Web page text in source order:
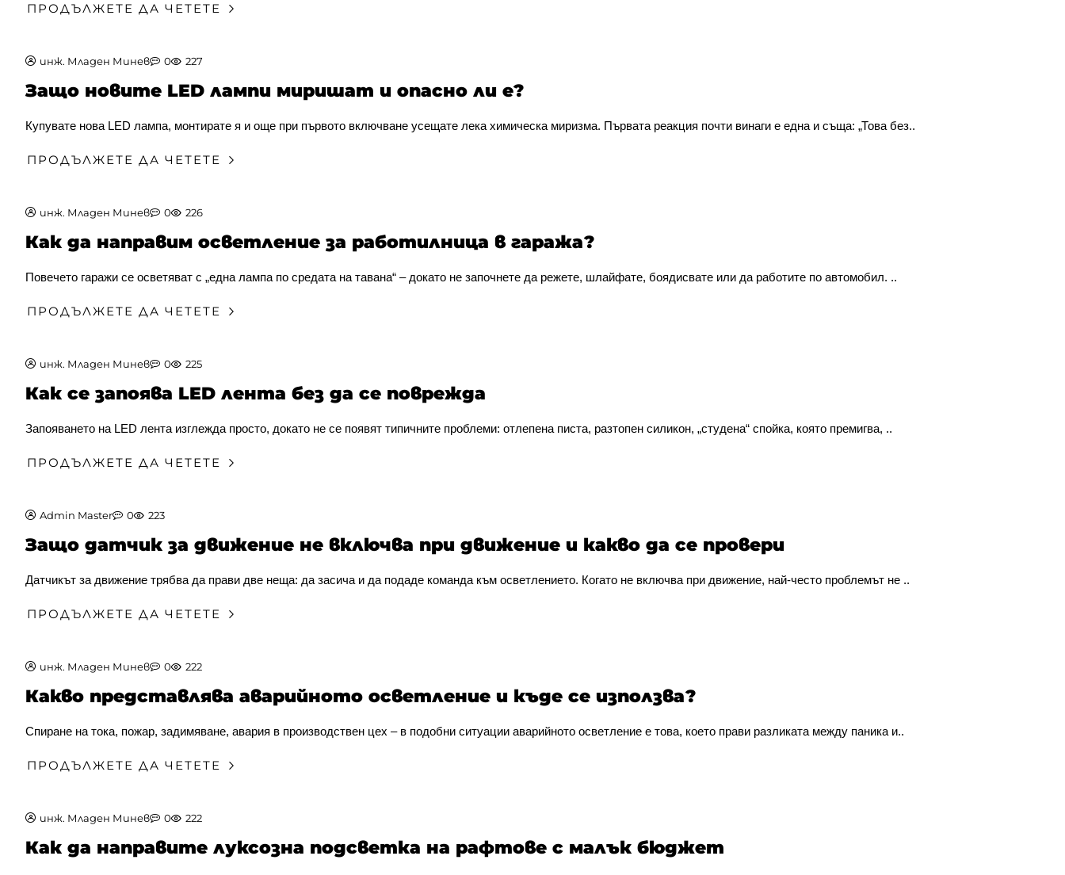
ПРОДЪЛЖЕТЕ ДА ЧЕТЕТЕ
инж. Младен Минев 0 227
Защо новите LED лампи миришат и опасно ли е?
Купувате нова LED лампа, монтирате я и още при първото включване усещате лека химическа миризма. Първата реакция почти винаги е една и съща: „Това без..
ПРОДЪЛЖЕТЕ ДА ЧЕТЕТЕ
инж. Младен Минев 0 226
Как да направим осветление за работилница в гаража?
Повечето гаражи се осветяват с „една лампа по средата на тавана“ – докато не започнете да режете, шлайфате, боядисвате или да работите по автомобил. ..
ПРОДЪЛЖЕТЕ ДА ЧЕТЕТЕ
инж. Младен Минев 0 225
Как се запоява LED лента без да се поврежда
Запояването на LED лента изглежда просто, докато не се появят типичните проблеми: отлепена писта, разтопен силикон, „студена“ спойка, която премигва, ..
ПРОДЪЛЖЕТЕ ДА ЧЕТЕТЕ
Admin Master 0 223
Защо датчик за движение не включва при движение и какво да се провери
Датчикът за движение трябва да прави две неща: да засича и да подаде команда към осветлението. Когато не включва при движение, най-често проблемът не ..
ПРОДЪЛЖЕТЕ ДА ЧЕТЕТЕ
инж. Младен Минев 0 222
Какво представлява аварийното осветление и къде се използва?
Спиране на тока, пожар, задимяване, авария в производствен цех – в подобни ситуации аварийното осветление е това, което прави разликата между паника и..
ПРОДЪЛЖЕТЕ ДА ЧЕТЕТЕ
инж. Младен Минев 0 222
Как да направите луксозна подсветка на рафтове с малък бюджет